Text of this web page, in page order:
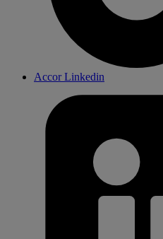
Accor Linkedin